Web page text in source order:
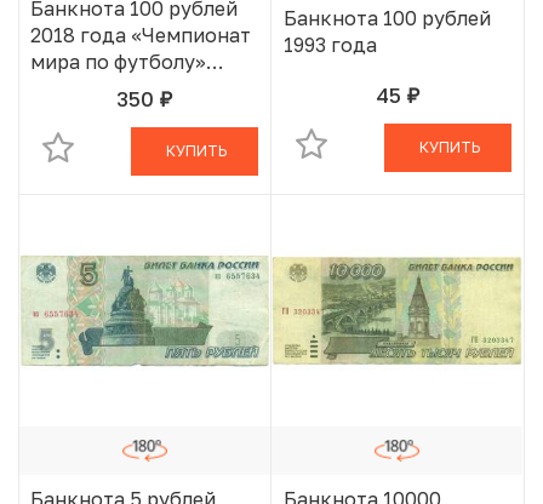
Банкнота 100 рублей
2018 года «Чемпионат
мира по футболу»
Серия АА350 руб.
В КОРЗИНЕ
КУПИТЬ
Банкнота 100 рублей
1993 года
45 руб.
В КОРЗИНЕ
КУПИТЬ